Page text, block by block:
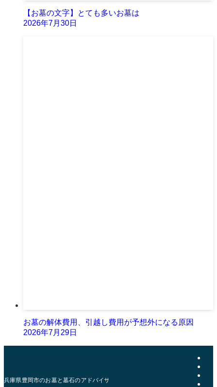
【お墓の文字】とても多いお墓は
2026年7月30日
お墓の解体費用、引越し費用が予想外になる原因
2026年7月29日
兵庫県豊岡市のお墓と墓石のアドバイザー | おおきた石材店